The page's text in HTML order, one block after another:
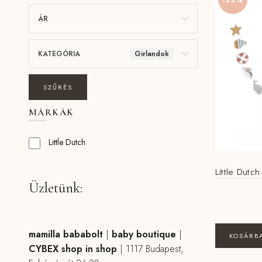
Little
ÁR
KATEGÓRIA Girlandok
SZŰRÉS
MÁRKÁK
Little Dutch
Üzletünk:
mamilla bababolt| baby boutique |
CYBEX shop in shop | 1117 Budapest,